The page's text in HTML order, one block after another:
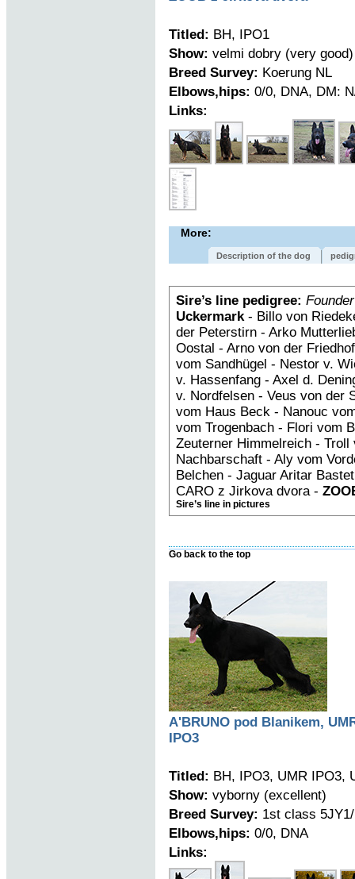
Titled: BH, IPO1
Show: velmi dobry (very good)
Breed Survey: Koerung NL
Elbows,hips: 0/0, DNA, DM:
Links:
More:
Description of the dog
Sire’s line pedigree: Founder
Uckermark- Billo von
der Peterstirn - Arko
Oostal - Arno von der
vom Sandhügel - Nestor v.
v. Hassenfang - Axel d.
v. Nordfelsen - Veus von der
vom Haus Beck - Nanouc
vom Trogenbach - Flori vom
Zeuterner Himmelreich - Troll
Nachbarschaft - Aly vom
Belchen - Jaguar Aritar
CARO z Jirkova dvora -
Sire’s line in pictures
Go back to the top
A'BRUNO pod Blanikem,
IPO3
Titled: BH, IPO3, UMR IPO3,
Show: vyborny (excellent)
Breed Survey: 1st class
Elbows,hips: 0/0, DNA
Links: